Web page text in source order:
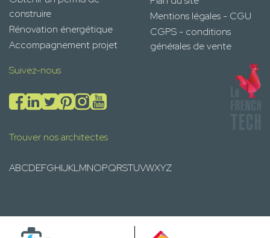
construire
Rénovation énergétique
Accompagnement projet
Mentions légales - CGU
CGPS - conditions
générales de vente
Suivez-nous
Trouver nos architectes
ABCDEFGHIJKLMNOPQRSTUVWXYZ